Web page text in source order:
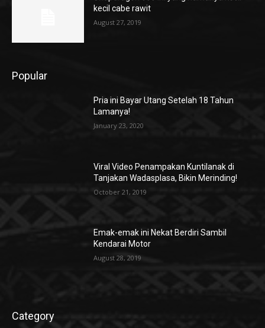
kecil cabe rawit
August 27, 2019
Popular
Pria ini Bayar Utang Setelah 18 Tahun
Lamanya!
January 23, 2020
Viral Video Penampakan Kuntilanak di
Tanjakan Wadasplasa, Bikin Merinding!
October 21, 2019
Emak-emak ini Nekat Berdiri Sambil
Kendarai Motor
August 28, 2019
Category